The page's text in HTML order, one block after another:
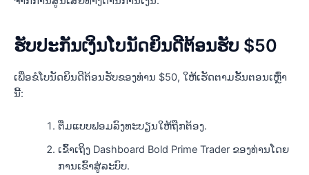
ຮັບປະກັນເງິນໂບນັດຍິນດີຕ້ອນຮັບ $50
ເພື່ອຂໍໂບນັດຍິນດີຕ້ອນຮັບຂອງທ່ານ $50, ໃຫ້ເຮັດຕາມຂັ້ນຕອນເຫຼົ່າ
ນີ້:
ຕື່ມແບບຟອມລົງທະບຽນໃຫ້ຖືກຕ້ອງ.
ເຂົ້າເຖິງ Dashboard Bold Prime Trader ຂອງທ່ານໂດຍ
ການເຂົ້າສູ່ລະບົບ.